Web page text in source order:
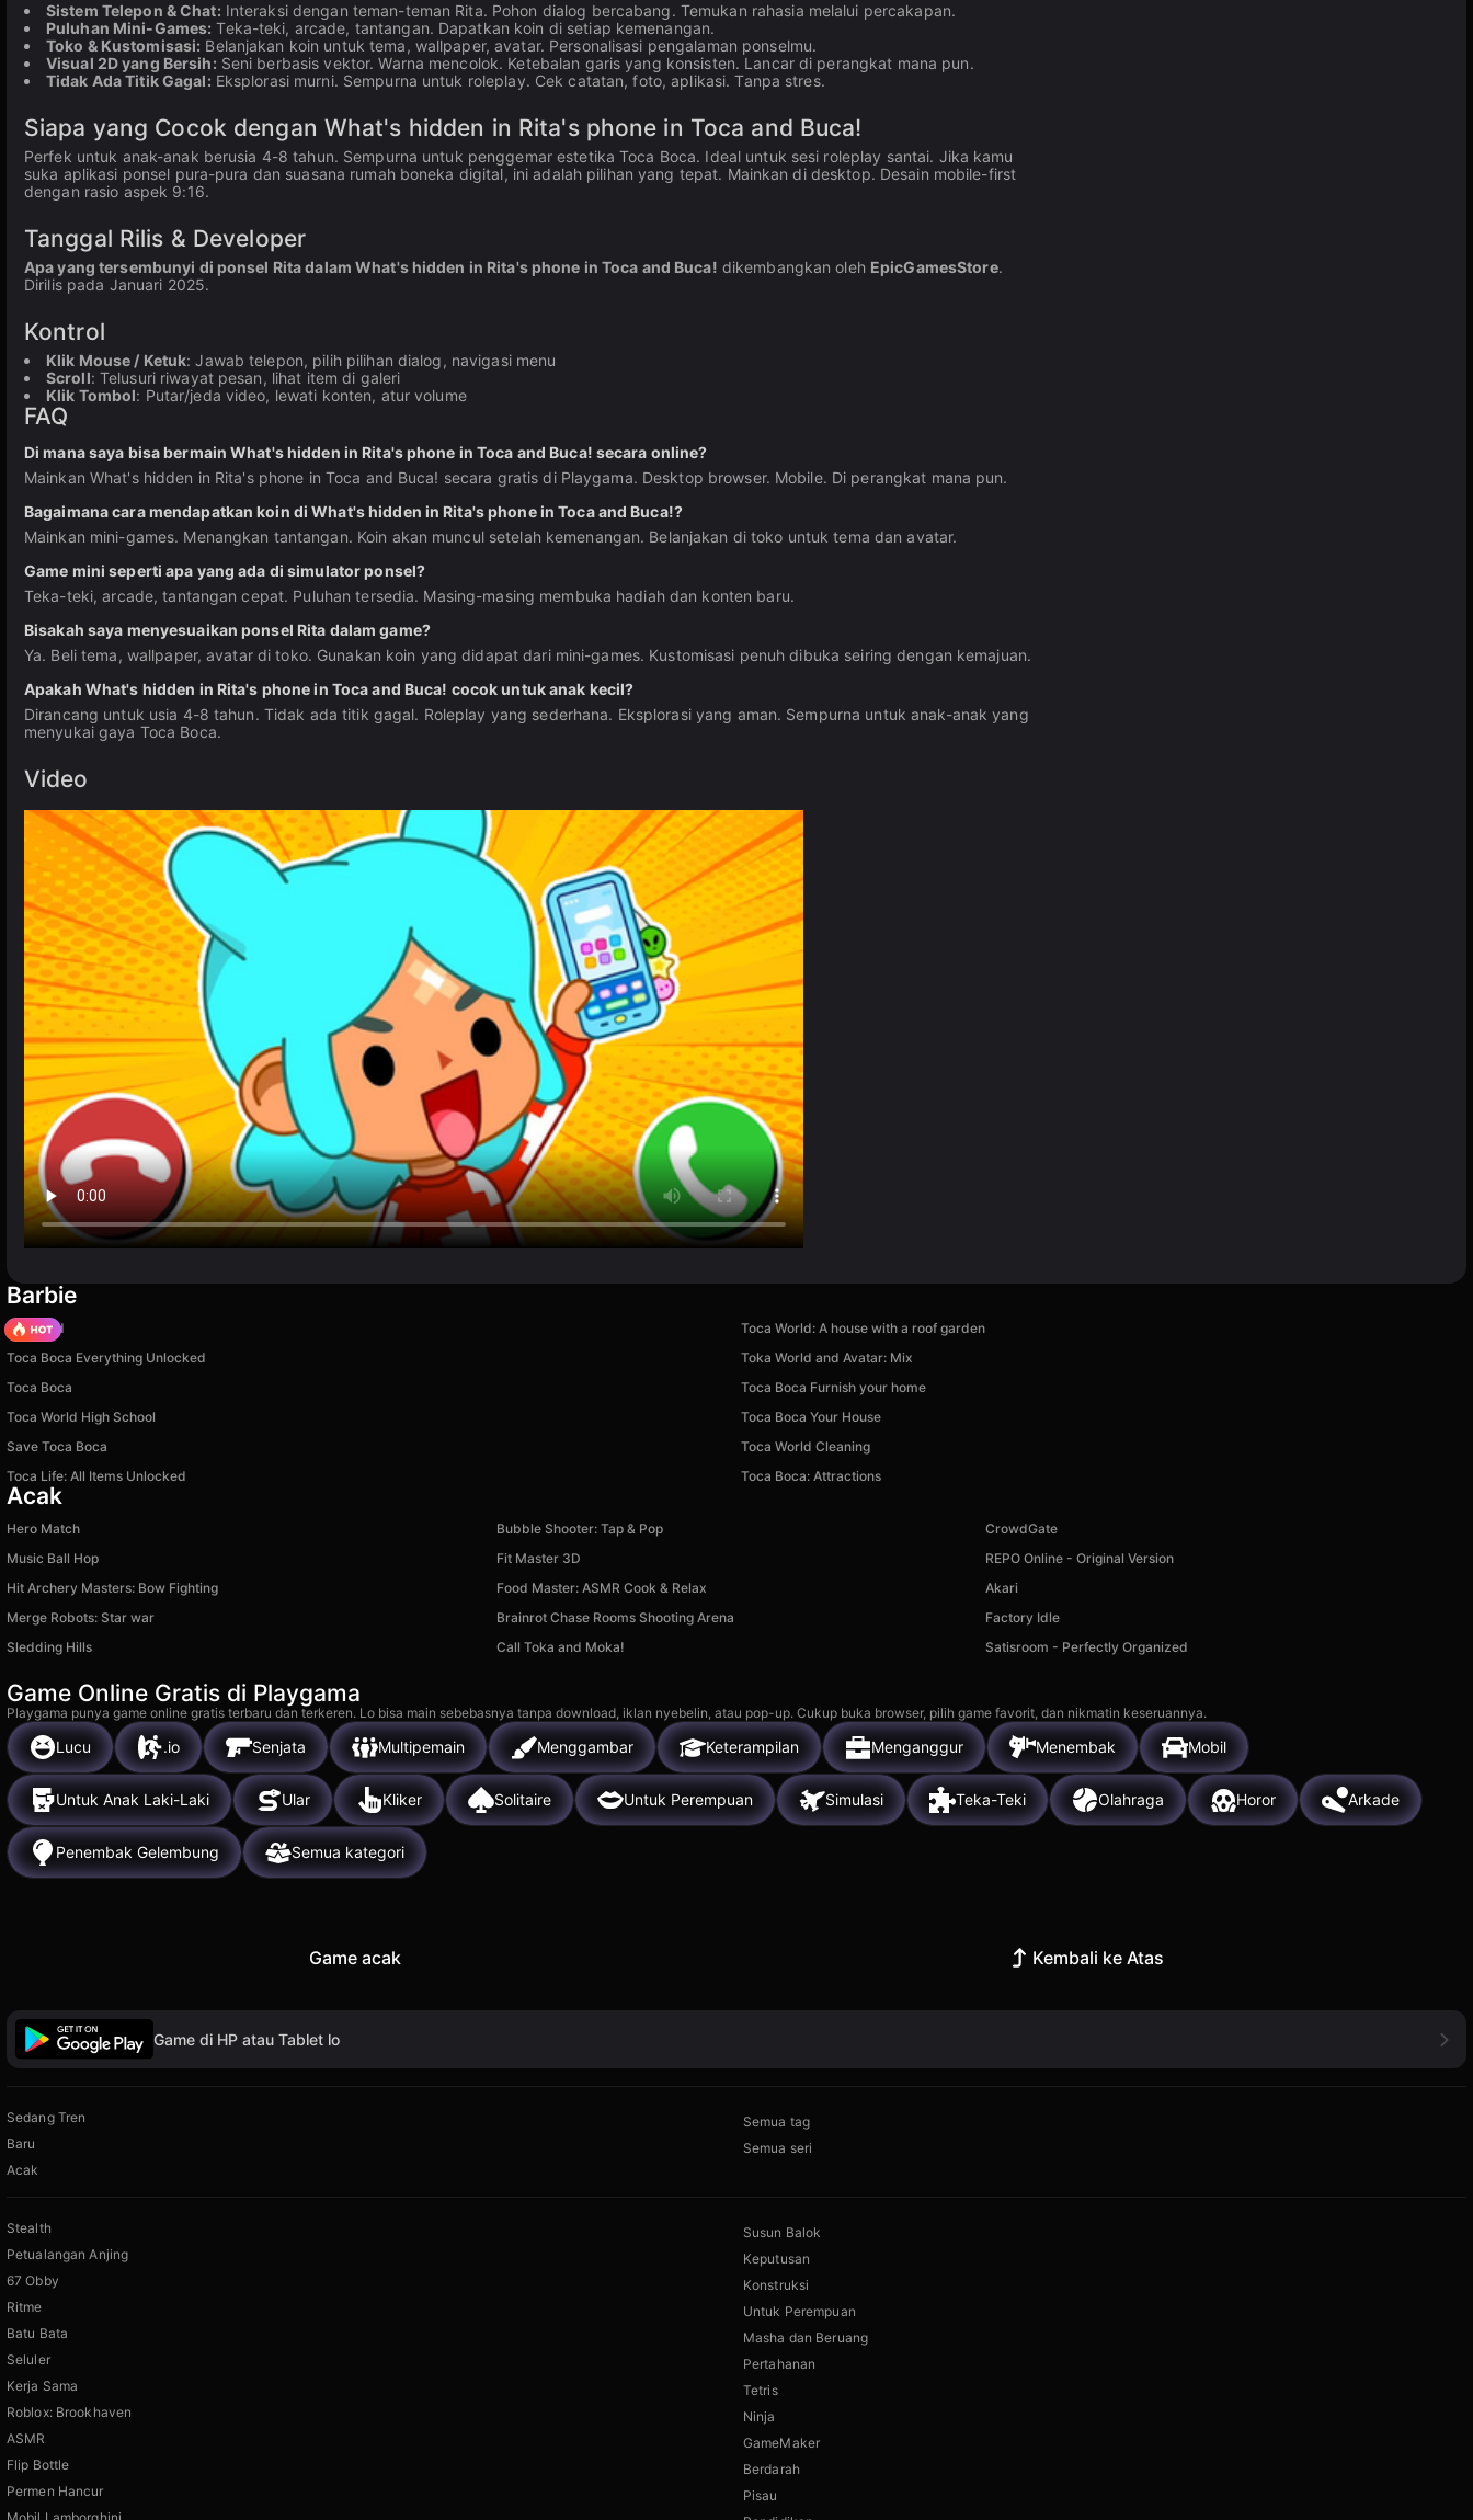
Sistem Telepon & Chat: Interaksi dengan teman-teman Rita. Pohon dialog bercabang. Temukan rahasia melalui percakapan.
Puluhan Mini-Games: Teka-teki, arcade, tantangan. Dapatkan koin di setiap kemenangan.
Toko & Kustomisasi: Belanjakan koin untuk tema, wallpaper, avatar. Personalisasi pengalaman ponselmu.
Visual 2D yang Bersih: Seni berbasis vektor. Warna mencolok. Ketebalan garis yang konsisten. Lancar di perangkat mana pun.
Tidak Ada Titik Gagal: Eksplorasi murni. Sempurna untuk roleplay. Cek catatan, foto, aplikasi. Tanpa stres.
Siapa yang Cocok dengan What's hidden in Rita's phone in Toca and Buca!
Perfek untuk anak-anak berusia 4-8 tahun. Sempurna untuk penggemar estetika Toca Boca. Ideal untuk sesi roleplay santai. Jika kamu
suka aplikasi ponsel pura-pura dan suasana rumah boneka digital, ini adalah pilihan yang tepat. Mainkan di desktop. Desain mobile-first
dengan rasio aspek 9:16.
Tanggal Rilis & Developer
Apa yang tersembunyi di ponsel Rita dalam What's hidden in Rita's phone in Toca and Buca! dikembangkan oleh EpicGamesStore.
Dirilis pada Januari 2025.
Kontrol
Klik Mouse / Ketuk: Jawab telepon, pilih pilihan dialog, navigasi menu
Scroll: Telusuri riwayat pesan, lihat item di galeri
Klik Tombol: Putar/jeda video, lewati konten, atur volume
FAQ
Di mana saya bisa bermain What's hidden in Rita's phone in Toca and Buca! secara online?
Mainkan What's hidden in Rita's phone in Toca and Buca! secara gratis di Playgama. Desktop browser. Mobile. Di perangkat mana pun.
Bagaimana cara mendapatkan koin di What's hidden in Rita's phone in Toca and Buca!?
Mainkan mini-games. Menangkan tantangan. Koin akan muncul setelah kemenangan. Belanjakan di toko untuk tema dan avatar.
Game mini seperti apa yang ada di simulator ponsel?
Teka-teki, arcade, tantangan cepat. Puluhan tersedia. Masing-masing membuka hadiah dan konten baru.
Bisakah saya menyesuaikan ponsel Rita dalam game?
Ya. Beli tema, wallpaper, avatar di toko. Gunakan koin yang didapat dari mini-games. Kustomisasi penuh dibuka seiring dengan kemajuan.
Apakah What's hidden in Rita's phone in Toca and Buca! cocok untuk anak kecil?
Dirancang untuk usia 4-8 tahun. Tidak ada titik gagal. Roleplay yang sederhana. Eksplorasi yang aman. Sempurna untuk anak-anak yang
menyukai gaya Toca Boca.
Video
Barbie
TB World
Toca World: A house with a roof garden
Toca Boca Everything Unlocked
Toka World and Avatar: Mix
Toca Boca
Toca Boca Furnish your home
Toca World High School
Toca Boca Your House
Save Toca Boca
Toca World Cleaning
Toca Life: All Items Unlocked
Toca Boca: Attractions
Acak
Hero Match Bubble Shooter: Tap & Pop
CrowdGate
Music Ball Hop
Fit Master 3D
REPO Online - Original Version
Hit Archery Masters: Bow Fighting
Food Master: ASMR Cook & Relax
Akari
Merge Robots: Star war
Brainrot Chase Rooms Shooting Arena
Factory Idle
Sledding Hills
Call Toka and Moka! Satisroom - Perfectly Organized
Game Online Gratis di Playgama
Playgama punya game online gratis terbaru dan terkeren. Lo bisa main sebebasnya tanpa download, iklan nyebelin, atau pop-up. Cukup buka browser, pilih game favorit, dan nikmatin keseruannya.
Lucu .io Senjata Multipemain Menggambar Keterampilan Menganggur Menembak Mobil
Untuk Anak Laki-Laki Ular Kliker Solitaire Untuk Perempuan Simulasi Teka-Teki Olahraga Horor Arkade
Penembak Gelembung Semua kategori
Game acak Kembali ke Atas
Game di HP atau Tablet lo
Sedang Tren
Baru
Acak
Semua tag
Semua seri
Stealth
Petualangan Anjing
67 Obby
Ritme
Batu Bata
Seluler
Kerja Sama
Roblox: Brookhaven
ASMR
Flip Bottle
Permen Hancur
Susun Balok
Keputusan
Konstruksi
Untuk Perempuan
Masha dan Beruang
Pertahanan
Tetris
Ninja
GameMaker
Berdarah
Pisau